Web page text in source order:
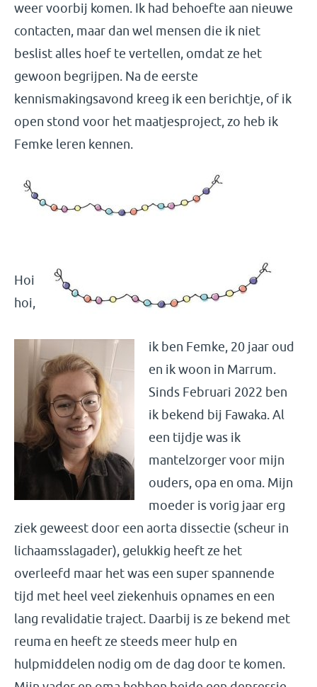
weer voorbij komen. Ik had behoefte aan nieuwe
contacten, maar dan wel mensen die ik niet
beslist alles hoef te vertellen, omdat ze het
gewoon begrijpen. Na de eerste
kennismakingsavond kreeg ik een berichtje, of ik
open stond voor het maatjesproject, zo heb ik
Femke leren kennen.
Hoi
hoi,
ik ben Femke, 20 jaar oud
en ik woon in Marrum.
Sinds Februari 2022 ben
ik bekend bij Fawaka. Al
een tijdje was ik
mantelzorger voor mijn
ouders, opa en oma. Mijn
moeder is vorig jaar erg
ziek geweest door een aorta dissectie (scheur in
lichaamsslagader), gelukkig heeft ze het
overleefd maar het was een super spannende
tijd met heel veel ziekenhuis opnames en een
lang revalidatie traject. Daarbij is ze bekend met
reuma en heeft ze steeds meer hulp en
hulpmiddelen nodig om de dag door te komen.